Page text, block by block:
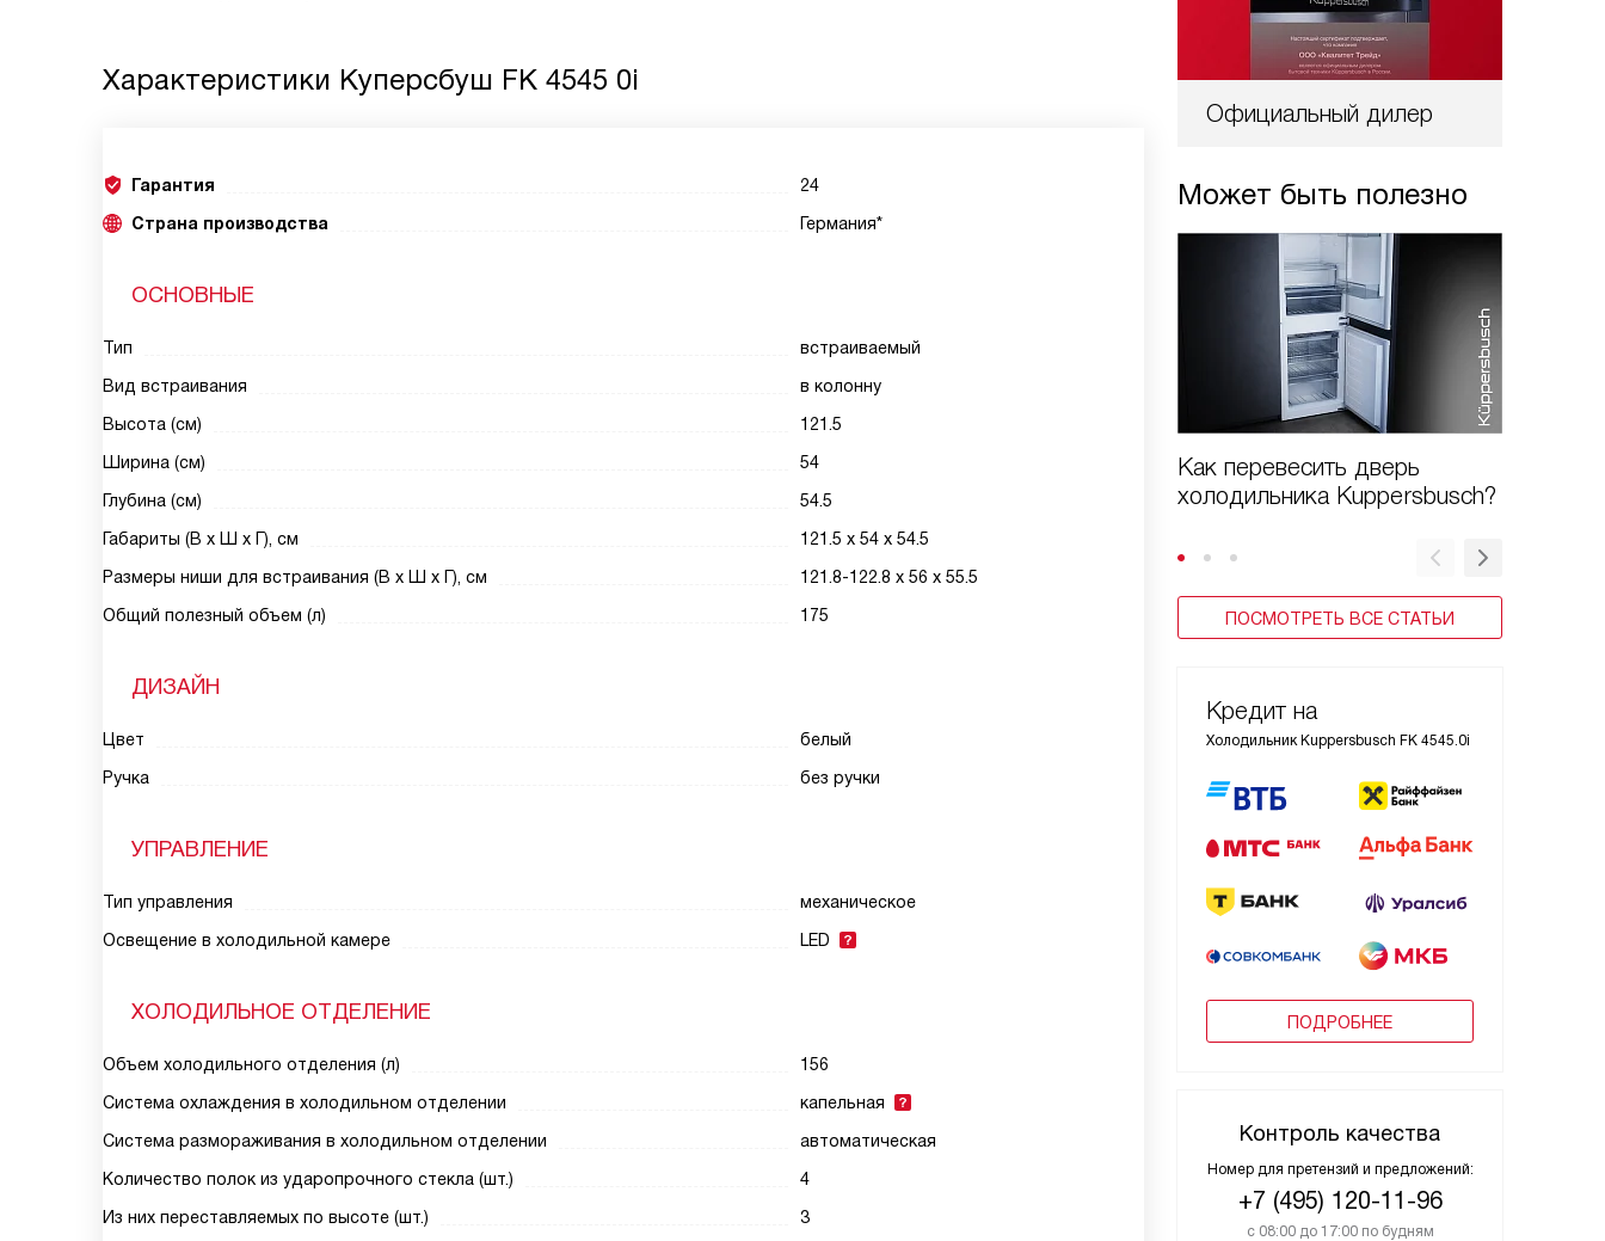
Официальный дилер
Может быть полезно
Как перевесить дверь
холодильника Kuppersbusch?
ПОСМОТРЕТЬ ВСЕ СТАТЬИ
Кредит на
Холодильник Kuppersbusch FK 4545.0i
ПОДРОБНЕЕ
Контроль качества
Номер для претензий и предложений:
+7 (495) 120-11-96
с 08:00 до 17:00 по будням
Характеристики Куперсбуш FK 4545 0i
Гарантия
24
Страна производства
Германия*
ОСНОВНЫЕ
Тип
встраиваемый
Вид встраивания
в колонну
Высота (см)
121.5
Ширина (см)
54
Глубина (см)
54.5
Габариты (В х Ш х Г), см
121.5 х 54 х 54.5
Размеры ниши для встраивания (В х Ш х Г), см
121.8-122.8 х 56 х 55.5
Общий полезный объем (л)
175
ДИЗАЙН
Цвет
белый
Ручка
без ручки
УПРАВЛЕНИЕ
Тип управления
механическое
Освещение в холодильной камере
LED
ХОЛОДИЛЬНОЕ ОТДЕЛЕНИЕ
Объем холодильного отделения (л)
156
Система охлаждения в холодильном отделении
капельная
Система размораживания в холодильном отделении
автоматическая
Количество полок из ударопрочного стекла (шт.)
4
Из них переставляемых по высоте (шт.)
3